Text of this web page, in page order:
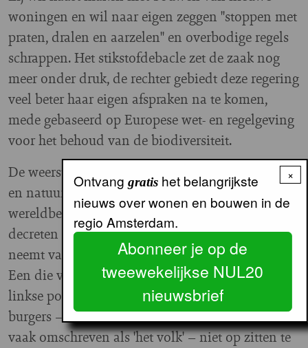
woningen en wil naar eigen zeggen "stoppen met
praten, dralen en aarzelen" en overbodige regels
schrappen. Het stikstofdebacle zet de zaak nog
meer onder druk, de rechter gebiedt deze regering
veel beter haar eigen afspraken na te komen,
mede gebaseerd op Europese wet- en regelgeving
voor het behoud van de biodiversiteit.
De weerstand voor regels die rechten van mensen
en natuur beschermen, past in het Trumpiaanse
wereldbeeld, waarin men met presidentiële
decreten en vooringenomen rechters afstand
neemt van een liberale, inclusieve kijk en aanpak.
Een die volgens hen is opgedrongen door veelal
linkse politici en bestuurders. En waar de vrije
burgers – door rechts-extremisten in Nederland
vaak omschreven als 'het volk' – niet op zitten te
×
Ontvang gratishet belangrijkste
nieuws over wonen en bouwen in de
regio Amsterdam.
Abonneer je op de
tweewekelijkse NUL20
nieuwsbrief